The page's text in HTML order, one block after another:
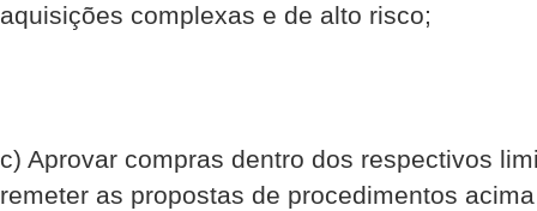
aquisições complexas e de alto risco;
c) Aprovar compras dentro dos respectivos
remeter as propostas de procedimentos